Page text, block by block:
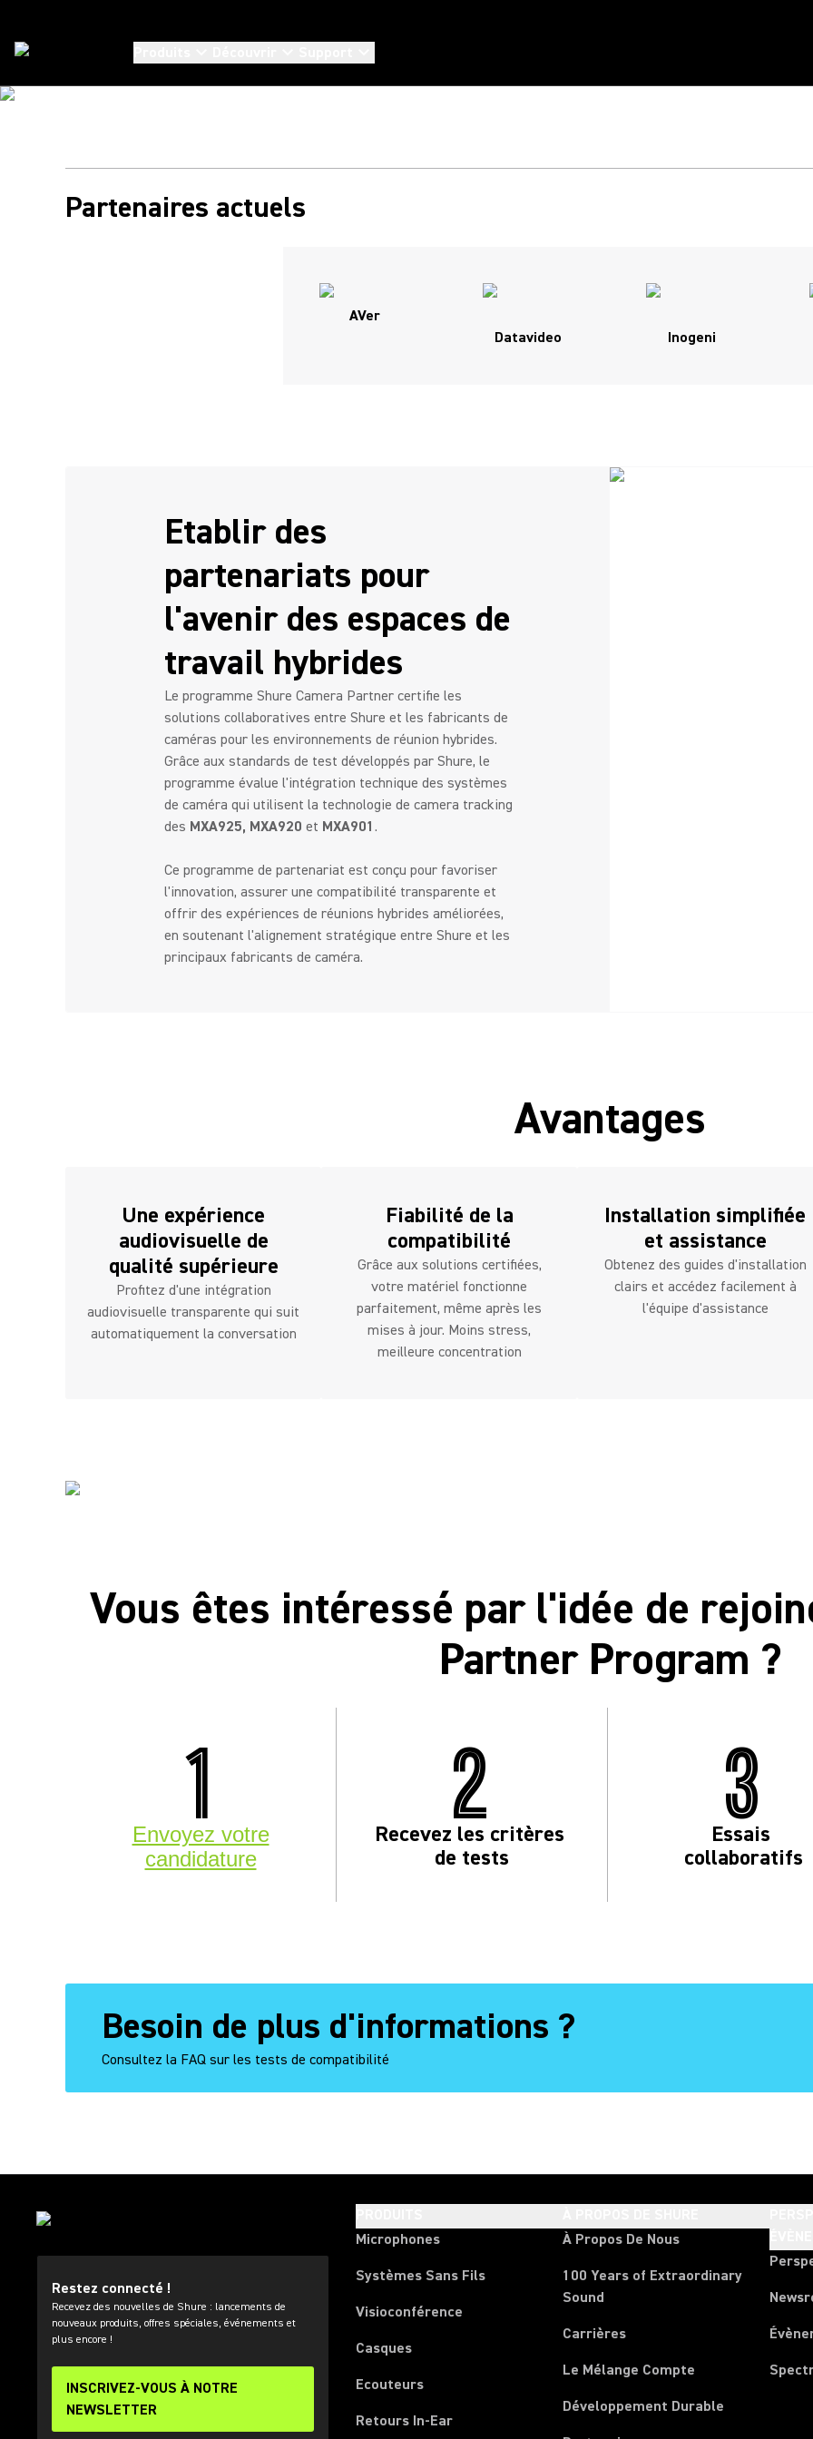
SHURE CAMERA
Partenaires actuels
AVer
Datavideo
Inogeni
Etablir des
partenariats pour
l'avenir des espaces de
travail hybrides
Le programme Shure Camera Partner certifie les
solutions collaboratives entre Shure et les fabricants de
caméras pour les environnements de réunion hybrides.
Grâce aux standards de test développés par Shure, le
programme évalue l'intégration technique des systèmes
de caméra qui utilisent la technologie de camera tracking
des MXA925, MXA920 et MXA901 .
Ce programme de partenariat est conçu pour favoriser
l'innovation, assurer une compatibilité transparente et
offrir des expériences de réunions hybrides améliorées,
en soutenant l'alignement stratégique entre Shure et les
principaux fabricants de caméra.
Avantages
Une expérience
audiovisuelle de
qualité supérieure
Profitez d'une intégration
audiovisuelle transparente qui suit
automatiquement la conversation
Fiabilité de la
compatibilité
Grâce aux solutions certifiées,
votre matériel fonctionne
parfaitement, même après les
mises à jour. Moins stress,
meilleure concentration
Installation simplifiée
et assistance
Obtenez des guides d'installation
clairs et accédez facilement à
l'équipe d'assistance
Vous êtes intéressé par l'idée de
Partner Program ?
1
Envoyez votre
candidature
2
Recevez les critères
de tests
3
Essais
collaboratifs
Besoin de plus d'informations ?
Consultez la FAQ sur les tests de compatibilité
Restez connecté !
Recevez des nouvelles de Shure : lancements de
nouveaux produits, offres spéciales, événements et
plus encore !
INSCRIVEZ-VOUS À NOTRE
NEWSLETTER
Microphones
Systèmes Sans Fils
Visioconférence
Casques
Ecouteurs
Retours In-Ear
À Propos De Nous
100 Years of Extraordinary
Sound
Carrières
Le Mélange Compte
Développement Durable